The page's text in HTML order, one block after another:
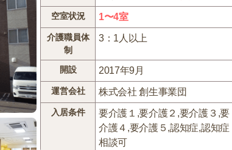
空室状況 1〜4室
介護職員体
制
3：1人以上
開設 2017年9月
運営会社 株式会社 創生事業団
入居条件
要介護１,要介護２,要介護３,要
介護４,要介護５,認知症,認知症
相談可